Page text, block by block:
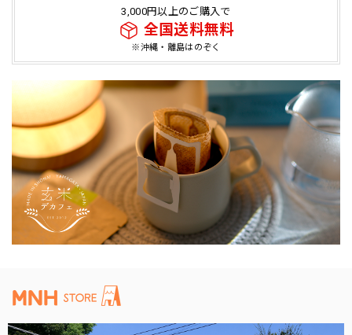
3,000円以上のご購入で
全国送料無料
※沖縄・離島はのぞく